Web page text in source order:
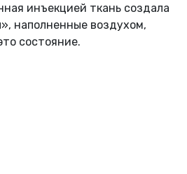
инъекцией ткань создала
наполненные воздухом,
состояние.